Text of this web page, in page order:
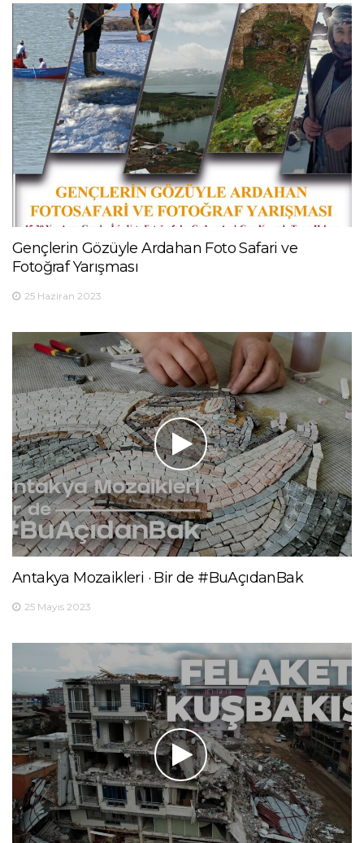
Gençlerin Gözüyle Ardahan Foto Safari ve
Fotoğraf Yarışması
25 Haziran 2023
Antakya Mozaikleri · Bir de #BuAçıdanBak
25 Mayıs 2023